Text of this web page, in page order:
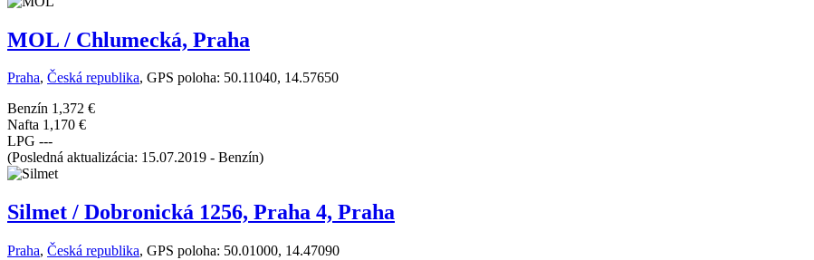
MOL / Chlumecká, Praha
Praha, Česká republika, GPS poloha: 50.11040, 14.57650
Benzín 1,372 €
Nafta 1,170 €
LPG ---
(Posledná aktualizácia: 15.07.2019 - Benzín)
Silmet / Dobronická 1256, Praha 4, Praha
Praha, Česká republika, GPS poloha: 50.01000, 14.47090